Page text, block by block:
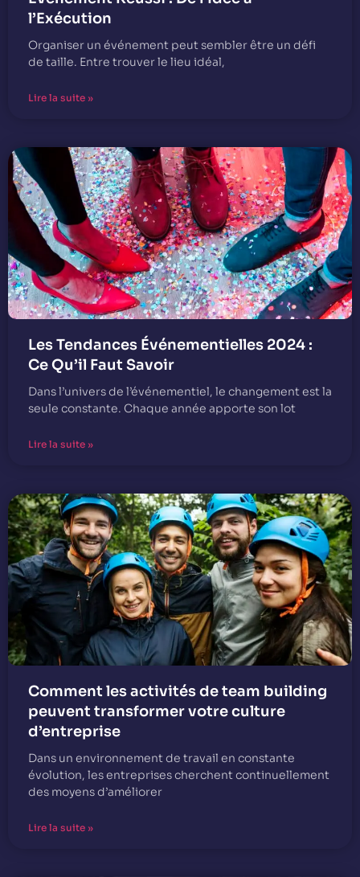
l’Exécution
Organiser un événement peut sembler être un défi
de taille. Entre trouver le lieu idéal,
Lire la suite »
Les Tendances Événementielles 2024 :
Ce Qu’il Faut Savoir
Dans l’univers de l’événementiel, le changement est la
seule constante. Chaque année apporte son lot
Lire la suite »
Comment les activités de team building
peuvent transformer votre culture
d’entreprise
Dans un environnement de travail en constante
évolution, les entreprises cherchent continuellement
des moyens d’améliorer
Lire la suite »